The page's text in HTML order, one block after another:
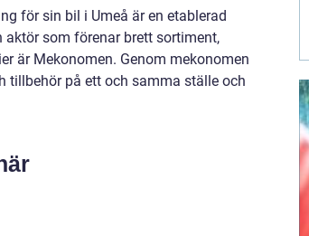
för sin bil i Umeå är en etablerad
aktör som förenar brett sortiment,
är Mekonomen. Genom mekonomen
tillbehör på ett och samma ställe och